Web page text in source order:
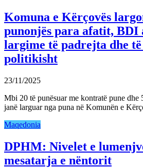
Komuna e Kërçovës
punonjës para afatit, BDI
largime të padrejta dhe
politikisht
23/11/2025
Mbi 20 të punësuar me kontratë pune dhe
janë larguar nga puna në Komunën e
Maqedonia
DPHM: Nivelet e
mesatarja e nëntorit